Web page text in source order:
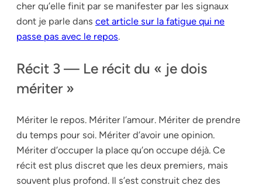
cher qu’elle finit par se manifester par les signaux
dont je parle dans cet article sur la fatigue qui ne
passe pas avec le repos.
Récit 3 — Le récit du « je dois
mériter »
Mériter le repos. Mériter l’amour. Mériter de prendre
du temps pour soi. Mériter d’avoir une opinion.
Mériter d’occuper la place qu’on occupe déjà. Ce
récit est plus discret que les deux premiers, mais
souvent plus profond. Il s’est construit chez des